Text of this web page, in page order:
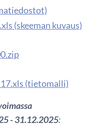
(skeeman kuvaus)
(tietomalli)
- 31.12.2025: